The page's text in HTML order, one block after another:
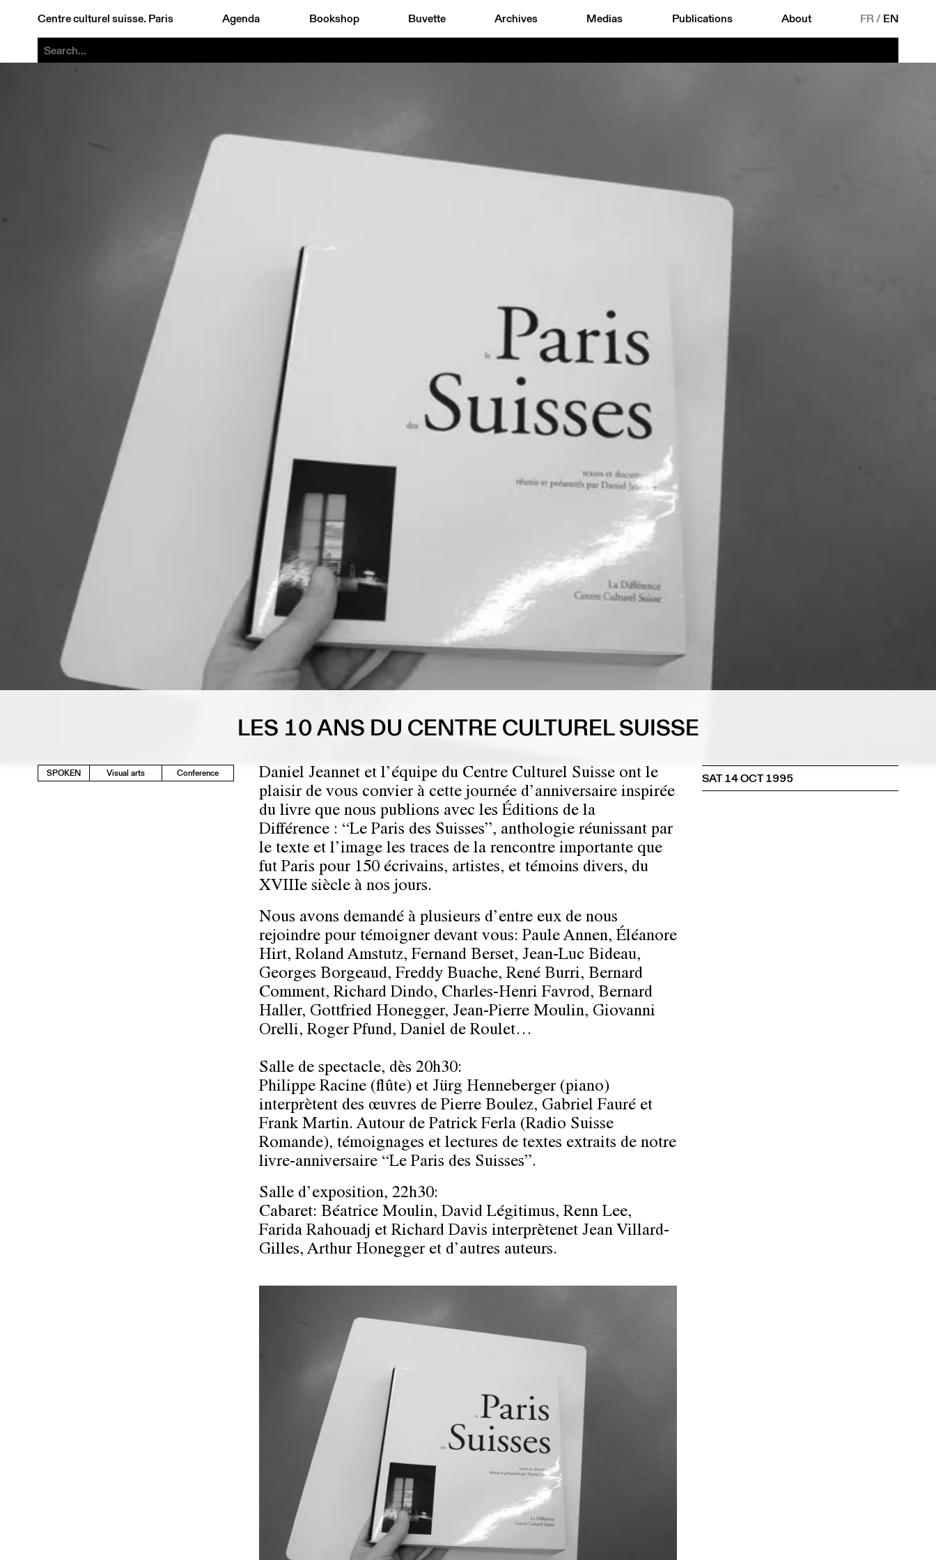
Centre culturel suisse. Paris Agenda Bookshop Buvette Archives Medias Publications About FR/ EN
LES 10 ANS DU CENTRE CULTUREL SUISSE
SPOKEN Visual arts Conference
Daniel Jeannet et l’équipe du Centre Culturel Suisse ont le
plaisir de vous convier à cette journée d’anniversaire inspirée
du livre que nous publions avec les Éditions de la
Différence : “Le Paris des Suisses”, anthologie réunissant par
le texte et l’image les traces de la rencontre importante que
fut Paris pour 150 écrivains, artistes, et témoins divers, du
XVIIIe siècle à nos jours.
Nous avons demandé à plusieurs d’entre eux de nous
rejoindre pour témoigner devant vous: Paule Annen, Éléanore
Hirt, Roland Amstutz, Fernand Berset, Jean-Luc Bideau,
Georges Borgeaud, Freddy Buache, René Burri, Bernard
Comment, Richard Dindo, Charles-Henri Favrod, Bernard
Haller, Gottfried Honegger, Jean-Pierre Moulin, Giovanni
Orelli, Roger Pfund, Daniel de Roulet…
Salle de spectacle, dès 20h30:
Philippe Racine (flûte) et Jürg Henneberger (piano)
interprètent des œuvres de Pierre Boulez, Gabriel Fauré et
Frank Martin. Autour de Patrick Ferla (Radio Suisse
Romande), témoignages et lectures de textes extraits de notre
livre-anniversaire “Le Paris des Suisses”.
Salle d’exposition, 22h30:
Cabaret: Béatrice Moulin, David Légitimus, Renn Lee,
Farida Rahouadj et Richard Davis interprètenet Jean Villard-
Gilles, Arthur Honegger et d’autres auteurs.
SAT 14 OCT 1995